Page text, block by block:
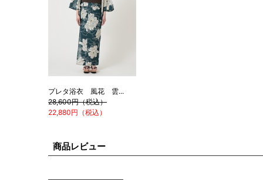
プレタ浴衣 風花 雲...
28,600円（税込）
22,880円（税込）
商品レビュー